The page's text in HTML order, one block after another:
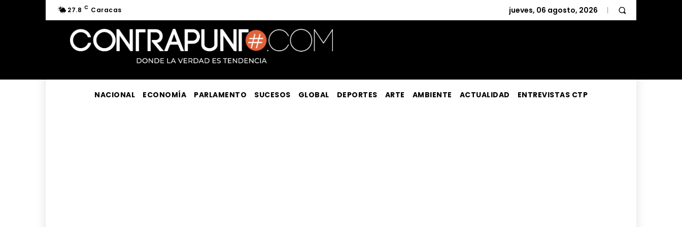
27.8 C Caracas jueves, 06 agosto, 2026
NACIONAL ECONOMÍA PARLAMENTO SUCESOS GLOBAL DEPORTES ARTE AMBIENTE ACTUALIDAD ENTREVISTAS CTP